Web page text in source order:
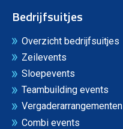
Bedrijfsuitjes
Overzicht bedrijfsuitjes
Zeilevents
Sloepevents
Teambuilding events
Vergaderarrangementen
Combi events